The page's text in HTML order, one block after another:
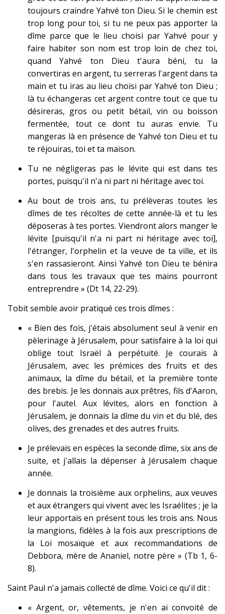
toujours craindre Yahvé ton Dieu. Si le chemin est
trop long pour toi, si tu ne peux pas apporter la
dîme parce que le lieu choisi par Yahvé pour y
faire habiter son nom est trop loin de chez toi,
quand Yahvé ton Dieu t'aura béni, tu la
convertiras en argent, tu serreras l'argent dans ta
main et tu iras au lieu choisi par Yahvé ton Dieu ;
là tu échangeras cet argent contre tout ce que tu
désireras, gros ou petit bétail, vin ou boisson
fermentée, tout ce dont tu auras envie. Tu
mangeras là en présence de Yahvé ton Dieu et tu
te réjouiras, toi et ta maison.
Tu ne négligeras pas le lévite qui est dans tes
portes, puisqu'il n'a ni part ni héritage avec toi.
Au bout de trois ans, tu prélèveras toutes les
dîmes de tes récoltes de cette année-là et tu les
déposeras à tes portes. Viendront alors manger le
lévite [puisqu'il n'a ni part ni héritage avec toi],
l'étranger, l'orphelin et la veuve de ta ville, et ils
s'en rassasieront. Ainsi Yahvé ton Dieu te bénira
dans tous les travaux que tes mains pourront
entreprendre » (Dt 14, 22-29).
Tobit semble avoir pratiqué ces trois dîmes :
« Bien des fois, j'étais absolument seul à venir en
pèlerinage à Jérusalem, pour satisfaire à la loi qui
oblige tout Israël à perpétuité. Je courais à
Jérusalem, avec les prémices des fruits et des
animaux, la dîme du bétail, et la première tonte
des brebis. Je les donnais aux prêtres, fils d'Aaron,
pour l'autel. Aux lévites, alors en fonction à
Jérusalem, je donnais la dîme du vin et du blé, des
olives, des grenades et des autres fruits.
Je prélevais en espèces la seconde dîme, six ans de
suite, et j'allais la dépenser à Jérusalem chaque
année.
Je donnais la troisième aux orphelins, aux veuves
et aux étrangers qui vivent avec les Israélites ; je la
leur apportais en présent tous les trois ans. Nous
la mangions, fidèles à la fois aux prescriptions de
la Loi mosaïque et aux recommandations de
Debbora, mère de Ananiel, notre père » (Tb 1, 6-
8).
Saint Paul n'a jamais collecté de dîme. Voici ce qu'il dit :
« Argent, or, vêtements, je n'en ai convoité de